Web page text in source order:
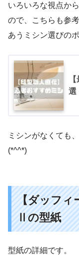
いろいろな視点か
ので、こちらも参
選
ミシンがなくても
(*^^*)
【ダッフィ
Ⅱの型紙
型紙の詳細です。